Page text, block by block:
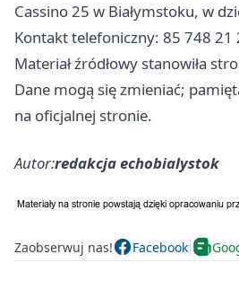
Cassino 25 w Białymstoku, w
Kontakt telefoniczny: 85 748 21
Materiał źródłowy stanowiła
Dane mogą się zmieniać;
na oficjalnej stronie.
Autor:redakcja echobialystok
Zaobserwuj nas! Facebook